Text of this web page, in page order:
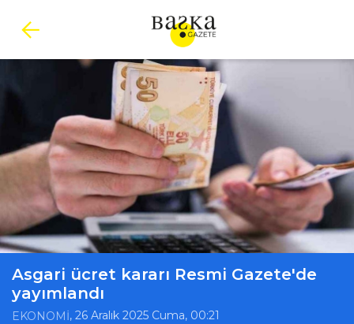
Asgari ücret kararı Resmi Gazete'de
yayımlandı
EKONOMİ, 26 Aralık 2025 Cuma, 00:21